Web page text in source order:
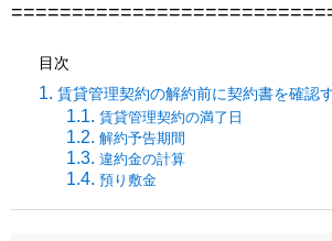
目次
賃貸管理契約の解約前に契約書を確認
賃貸管理契約の満了日
解約予告期間
違約金の計算
預り敷金